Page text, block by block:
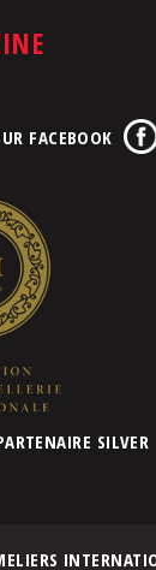
FACEBOOK
SILVER